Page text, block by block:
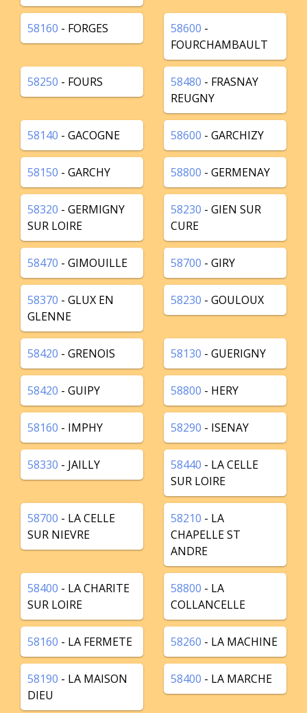
58160 - FORGES 58600 -
FOURCHAMBAULT
58250 - FOURS 58480 - FRASNAY
REUGNY
58140 - GACOGNE 58600 - GARCHIZY
58150 - GARCHY 58800 - GERMENAY
58320 - GERMIGNY
SUR LOIRE
58230 - GIEN SUR
CURE
58470 - GIMOUILLE 58700 - GIRY
58370 - GLUX EN
GLENNE
58230 - GOULOUX
58420 - GRENOIS 58130 - GUERIGNY
58420 - GUIPY 58800 - HERY
58160 - IMPHY 58290 - ISENAY
58330 - JAILLY 58440 - LA CELLE
SUR LOIRE
58700 - LA CELLE
SUR NIEVRE
58210 - LA
CHAPELLE ST
ANDRE
58400 - LA CHARITE
SUR LOIRE
58800 - LA
COLLANCELLE
58160 - LA FERMETE 58260 - LA MACHINE
58190 - LA MAISON
DIEU
58400 - LA MARCHE